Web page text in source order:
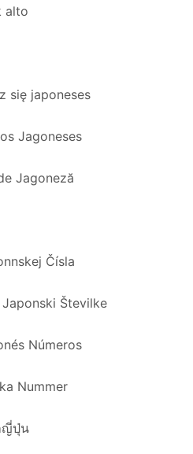
alto
się japoneses
Jagoneses
Jagoneză
Čísla
Številke
Números
Nummer
ญี่ปุ่น